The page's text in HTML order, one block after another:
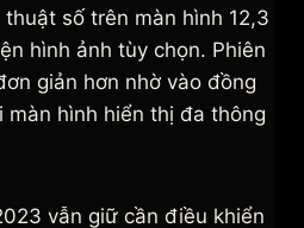
số trên màn hình 12,3
hình ảnh tùy chọn. Phiên
giản hơn nhờ vào đồng
màn hình hiển thị đa thông
vẫn giữ cần điều khiển